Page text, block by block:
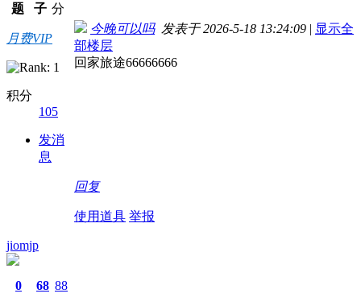
题
子 分
月费VIP
积分
105
发消
息
今晚可以吗发表于 2026-5-18 13:24:09 | 显示全
部楼层
回家旅途66666666
回复
使用道具 举报
jiomjp
0 68 88